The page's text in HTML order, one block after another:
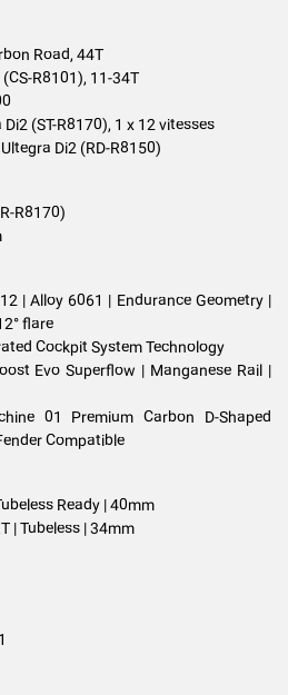
Road, 44T
R8101), 11-34T
(ST-R8170), 1 x 12 vitesses
Di2 (RD-R8150)
R8170)
| Alloy 6061 | Endurance Geometry |
flare
Cockpit System Technology
Evo Superflow | Manganese Rail |
01 Premium Carbon D-Shaped
Compatible
Ready | 40mm
| Tubeless | 34mm